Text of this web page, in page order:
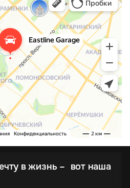
в жизнь – вот наша